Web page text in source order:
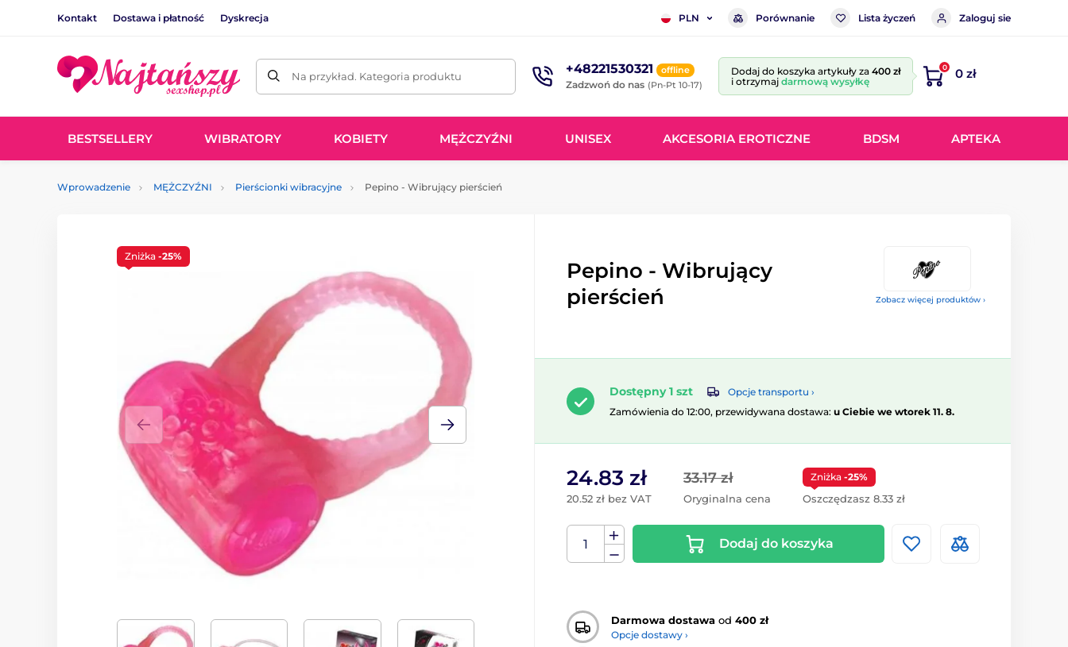
Kontakt Dostawa i płatność Dyskrecja PLN Porównanie Lista życzeń Zaloguj sie
Na przykład. Kategoria produktu +48221530321 offline
Zadzwoń do nas (Pn-Pt 10-17)
Dodaj do koszyka artykuły za 400 zł
i otrzymaj darmową wysyłkę
0 0 zł
BESTSELLERY WIBRATORY KOBIETY MĘŻCZYŹNI UNISEX AKCESORIA EROTICZNE BDSM APTEKA
Wprowadzenie MĘŻCZYŹNI Pierścionki wibracyjne Pepino - Wibrujący pierścień
Zobacz więcej produktów ›
Zniżka -25%
Pepino - Wibrujący
pierścień
Dostępny 1 szt
Opcje transportu ›
Zamówienia do 12:00, przewidywana dostawa: u Ciebie we wtorek 11. 8.
33.17 zł
Oryginalna cena
24.83 zł
20.52 zł bez VAT
Zniżka -25%
Oszczędzasz 8.33 zł
Dodaj do koszyka
Darmowa dostawa od 400 zł
Opcje dostawy ›